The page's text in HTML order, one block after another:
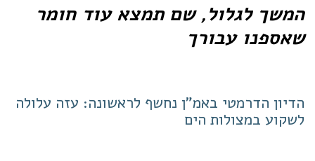
המשך לגלול, שם תמצא עוד חומר
שאספנו עבורך
הדיון הדרמטי באמ"ן נחשף לראשונה: עזה עלולה
לשקוע במצולות הים